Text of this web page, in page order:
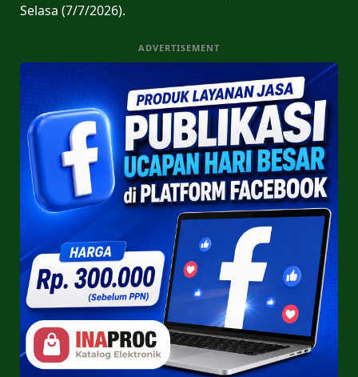
Selasa (7/7/2026).
ADVERTISEMENT